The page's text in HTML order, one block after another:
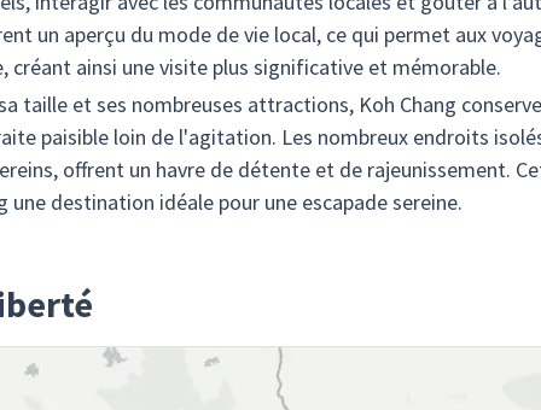
un aperçu du mode de vie local, ce qui permet aux
ainsi une visite plus significative et mémorable.
taille et ses nombreuses attractions, Koh Chang
paisible loin de l'agitation. Les nombreux endroits
offrent un havre de détente et de rajeunissement.
destination idéale pour une escapade sereine.